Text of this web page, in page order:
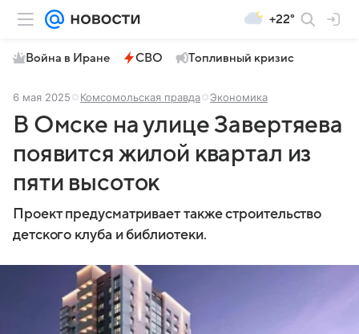
+22°
Война в Иране СВО Топливный кризис
6 мая 2025 Комсомольская правда Экономика
В Омске на улице Завертяева
появится жилой квартал из
пяти высоток
Проект предусматривает также строительство
детского клуба и библиотеки.